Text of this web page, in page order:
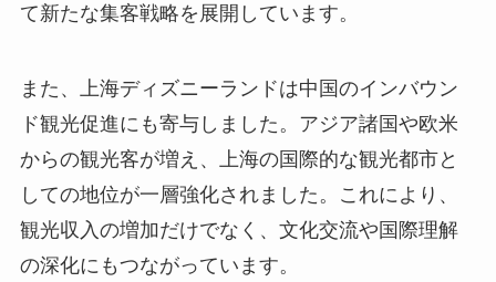
て新たな集客戦略を展開しています。
また、上海ディズニーランドは中国のインバウン
ド観光促進にも寄与しました。アジア諸国や欧米
からの観光客が増え、上海の国際的な観光都市と
しての地位が一層強化されました。これにより、
観光収入の増加だけでなく、文化交流や国際理解
の深化にもつながっています。